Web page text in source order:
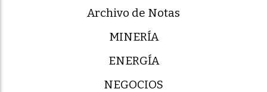
Archivo de Notas
MINERÍA
ENERGÍA
NEGOCIOS